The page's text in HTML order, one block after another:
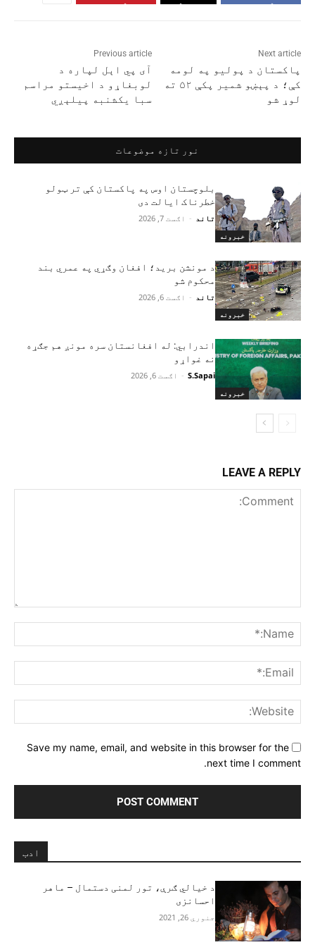
Previous article
آی پي اېل لپاره د
لوبغاړو د اخیستو مراسم
سبا یکشنبه پیلېږي
Next article
پاکستان د پولیو په لومه
کې؛ د پېښو شمیر پکې ۵۲ ته
لوړ شو
نور تازه موضوعات
خبرونه
بلوچستان اوس په پاکستان کې تر ټولو
خطرناک ایالت دی
تاند - اګست 7, 2026
خبرونه
د مونشن برید؛ افغان وګړي په عمري بند
محکوم شو
تاند - اګست 6, 2026
خبرونه
اندرابي: له افغانستان سره مونږ هم جګړه
نه غواړو
S.Sapai
- اګست 6, 2026
LEAVE A REPLY
Save my name, email, and website in this browser for the
next time I comment.
ادب
د خیالي ګرې، تور لمنی دستمال – ماهر
احسانزی
جنوري 26, 2021